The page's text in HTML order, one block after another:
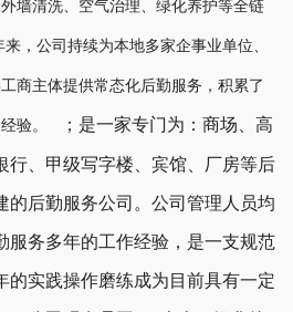
墙清洗、空气治理、绿化养护等全链
，公司持续为本地多家企事业单位、
商主体提供常态化后勤服务，积累了
验。 ；是一家专门为：商场、高
行、甲级写字楼、宾馆、厂房等后
的后勤服务公司。公司管理人员均
服务多年的工作经验，是一支规范
的实践操作磨练成为目前具有一定